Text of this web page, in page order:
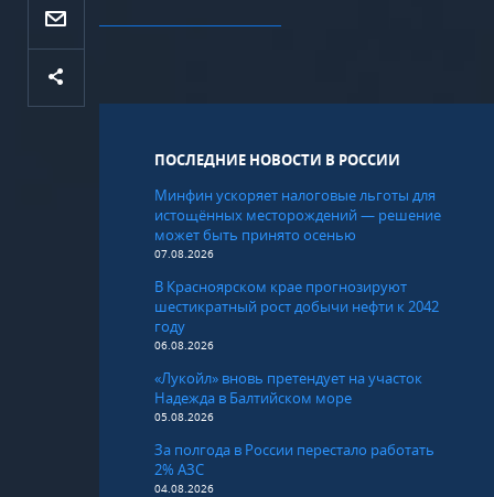
ПОСЛЕДНИЕ НОВОСТИ В РОССИИ
Минфин ускоряет налоговые льготы для
истощённых месторождений — решение
может быть принято осенью
07.08.2026
В Красноярском крае прогнозируют
шестикратный рост добычи нефти к 2042
году
06.08.2026
«Лукойл» вновь претендует на участок
Надежда в Балтийском море
05.08.2026
За полгода в России перестало работать
2% АЗС
04.08.2026